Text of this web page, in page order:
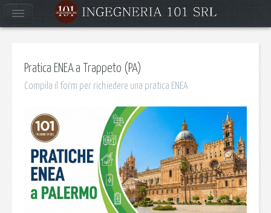
Pratica ENEA a Trappeto (PA)
Compila il form per richiedere una pratica ENEA